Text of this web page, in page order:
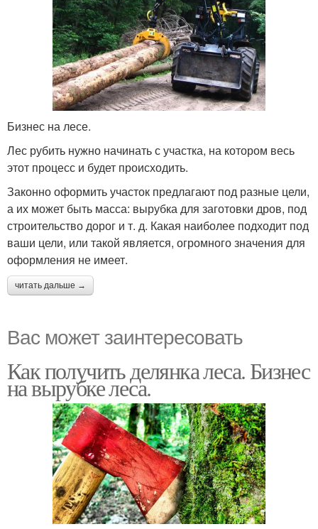
Бизнес на лесе.
Лес рубить нужно начинать с участка, на котором весь
этот процесс и будет происходить.
Законно оформить участок предлагают под разные цели,
а их может быть масса: вырубка для заготовки дров, под
строительство дорог и т. д. Какая наиболее подходит под
ваши цели, или такой является, огромного значения для
оформления не имеет.
читать дальше →
Вас может заинтересовать
Как получить делянка леса. Бизнес
на вырубке леса.